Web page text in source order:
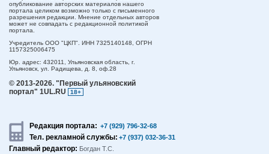
опубликование авторских материалов нашего
портала целиком возможно только с письменного
разрешения редакции. Мнение отдельных авторов
может не совпадать с редакционной политикой
портала.
Учредитель ООО "ЦКП". ИНН 7325140148, ОГРН
1157325006475
Юр. адрес: 432011, Ульяновская область, г.
Ульяновск, ул. Радищева, д. 8, оф.28
© 2013-2026. "Первый ульяновский
портал" 1UL.RU
18+
Редакция портала: +7 (929) 796-32-68
Тел. рекламной службы: +7 (937) 032-36-31
Главный редактор: Богдан Т.С.